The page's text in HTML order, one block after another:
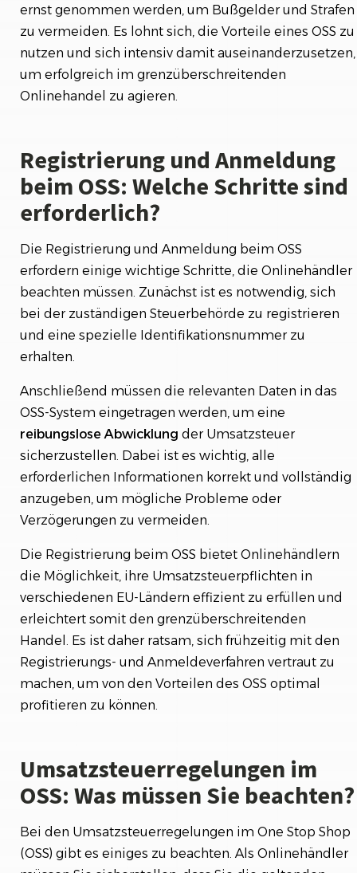
ernst genommen werden, um Bußgelder und Strafen
zu vermeiden. Es lohnt sich, die Vorteile eines OSS zu
nutzen und sich intensiv damit auseinanderzusetzen,
um erfolgreich im grenzüberschreitenden
Onlinehandel zu agieren.
Registrierung und Anmeldung
beim OSS: Welche Schritte sind
erforderlich?
Die Registrierung und Anmeldung beim OSS
erfordern einige wichtige Schritte, die Onlinehändler
beachten müssen. Zunächst ist es notwendig, sich
bei der zuständigen Steuerbehörde zu registrieren
und eine spezielle Identifikationsnummer zu
erhalten.
Anschließend müssen die relevanten Daten in das
OSS-System eingetragen werden, um eine
reibungslose Abwicklung der Umsatzsteuer
sicherzustellen. Dabei ist es wichtig, alle
erforderlichen Informationen korrekt und vollständig
anzugeben, um mögliche Probleme oder
Verzögerungen zu vermeiden.
Die Registrierung beim OSS bietet Onlinehändlern
die Möglichkeit, ihre Umsatzsteuerpflichten in
verschiedenen EU-Ländern effizient zu erfüllen und
erleichtert somit den grenzüberschreitenden
Handel. Es ist daher ratsam, sich frühzeitig mit den
Registrierungs- und Anmeldeverfahren vertraut zu
machen, um von den Vorteilen des OSS optimal
profitieren zu können.
Umsatzsteuerregelungen im
OSS: Was müssen Sie beachten?
Bei den Umsatzsteuerregelungen im One Stop Shop
(OSS) gibt es einiges zu beachten. Als Onlinehändler